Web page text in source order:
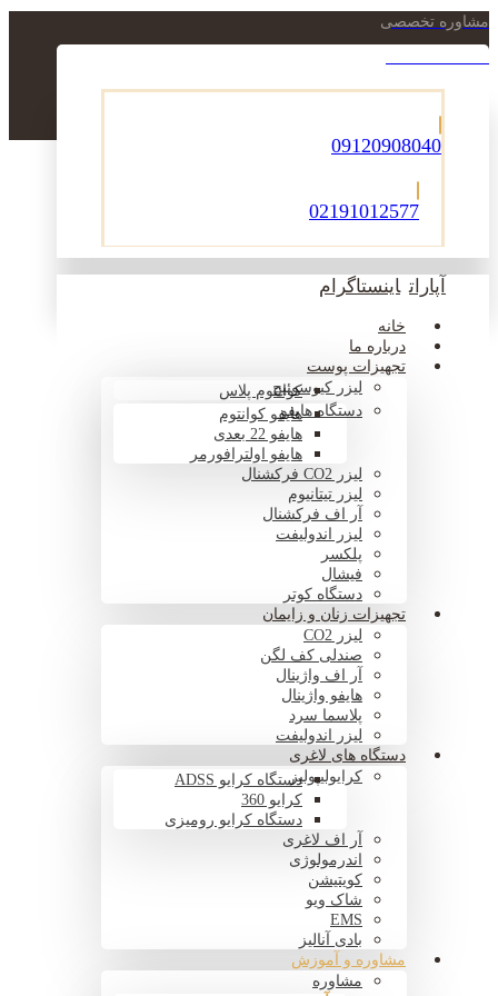
مشاوره تخصصی
09120908040
02191012577
آپارات اینستاگرام
خانه
درباره ما
تجهیزات پوست
لیزر کیوسوئیچکوانتوم پلاس
دستگاه هایفوهایفو کوانتوم
هایفو 22 بعدی
هایفو اولترافورمر
لیزر CO2 فرکشنال
لیزر تیتانیوم
آر اف فرکشنال
لیزر اندولیفت
پلکسر
فیشال
دستگاه کوتر
تجهیزات زنان و زایمان
لیزر CO2
صندلی کف لگن
آر اف واژینال
هایفو واژینال
پلاسما سرد
لیزر اندولیفت
دستگاه های لاغری
کرایولیپولیزدستگاه کرایو ADSS
کرایو 360
دستگاه کرایو رومیزی
آر اف لاغری
اندرمولوژی
کویتیشن
شاک ویو
EMS
بادی آنالیز
مشاوره و آموزش
مشاوره